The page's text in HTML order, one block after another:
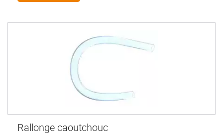
Rallonge caoutchouc